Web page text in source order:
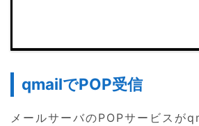
qmailでPOP受信
メールサーバのPOPサービスが